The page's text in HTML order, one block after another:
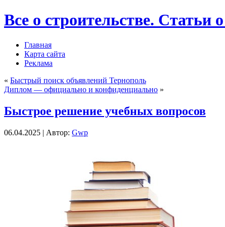
Все о строительстве. Статьи
Главная
Карта сайта
Реклама
« Быстрый поиск объявлений Тернополь
Диплом — официально и конфиденциально »
Быстрое решение учебных вопросов
06.04.2025 | Автор: Gwp